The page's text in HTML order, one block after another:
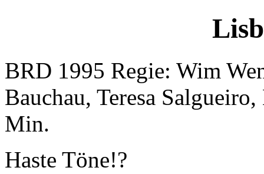
BRD 1995 Regie: Wim
Bauchau, Teresa
Min.
Haste Töne!?